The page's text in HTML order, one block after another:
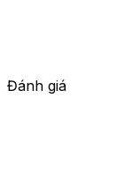
Đánh giá